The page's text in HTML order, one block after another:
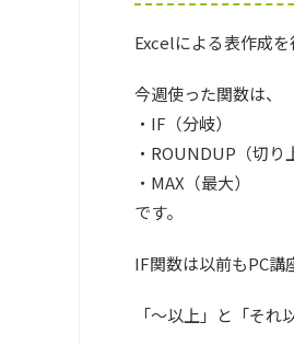
Excelによる表作成を
今週使った関数は、
・IF（分岐）
・ROUNDUP（切り
・MAX（最大）
です。
IF関数は以前もPC講
「～以上」と「それ